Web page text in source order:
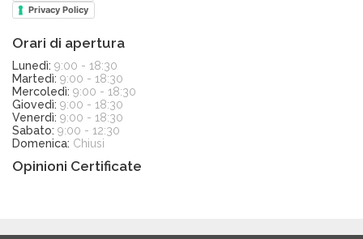
Privacy Policy
Orari di apertura
Lunedì: 9:00 - 18:30
Martedì: 9:00 - 18:30
Mercoledì: 9:00 - 18:30
Giovedì: 9:00 - 18:30
Venerdì: 9:00 - 18:30
Sabato: 9:00 - 12:30
Domenica: Chiusi
Opinioni Certificate